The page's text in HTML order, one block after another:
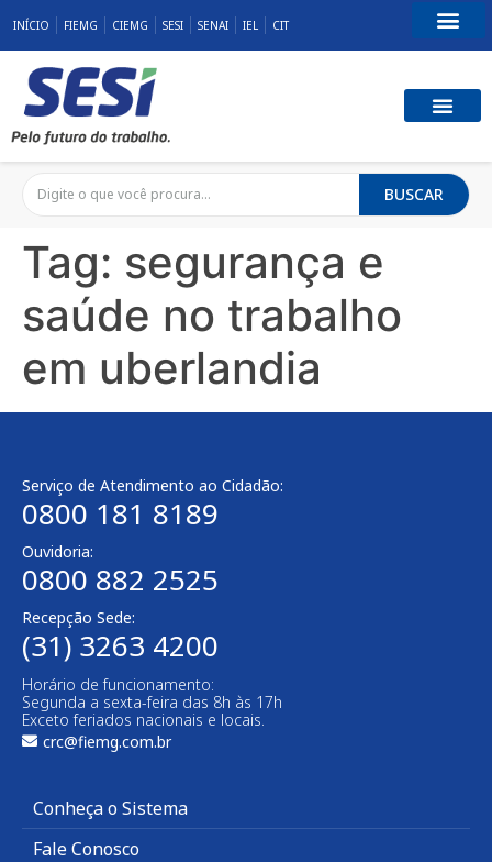
INÍCIO FIEMG CIEMG SESI SENAI IEL CIT
BUSCAR
Tag: segurança e
saúde no trabalho
em uberlandia
Serviço de Atendimento ao Cidadão:
0800 181 8189
Ouvidoria:
0800 882 2525
Recepção Sede:
(31) 3263 4200
Horário de funcionamento:
Segunda a sexta-feira das 8h às 17h
Exceto feriados nacionais e locais.
crc@fiemg.com.br
Conheça o Sistema
Fale Conosco